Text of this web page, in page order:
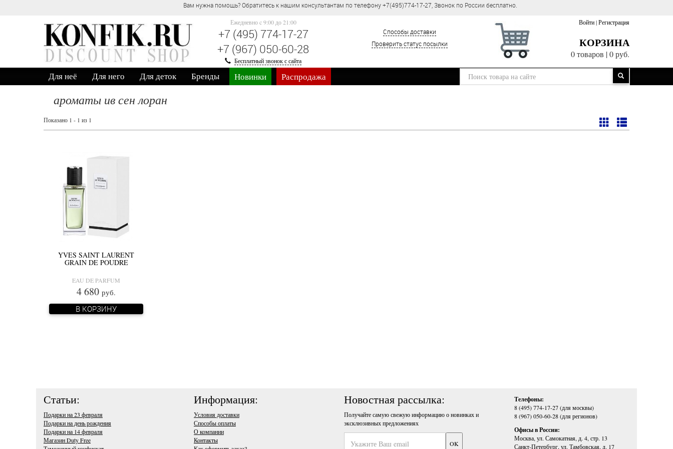
Вам нужна помощь? Обратитесь к нашим консультантам по телефону +7(495)774-17-27, Звонок по России бесплатно.
Ежедневно c 9:00 до 21:00
+7 (495) 774-17-27
+7 (967) 050-60-28
Бесплатный звонок с сайта
Способы доставки
Проверить статус посылки
Войти|Регистрация
КОРЗИНА
0 товаров |0 руб.
Для неё Для него Для деток Бренды Новинки Распродажа
ароматы ив сен лоран
Показано 1 - 1 из 1
YVES SAINT LAURENT
GRAIN DE POUDRE
EAU DE PARFUM
4 680 руб.
В КОРЗИНУ
Статьи:
Подарки на 23 февраля
Подарки на день рождения
Подарки на 14 февраля
Магазин Duty Free
Информация:
Условия доставки
Способы оплаты
О компании
Контакты
Новостная рассылка:
Получайте самую свежую информацию о новинках и
эксклюзивных предложениях
Телефоны:
8 (495) 774-17-27 (для москвы)
8 (967) 050-60-28 (для регионов)
Офисы в России:
Москва, ул. Самокатная, д. 4, стр. 13
Санкт-Петербург, ул. Тамбовская, д. 17